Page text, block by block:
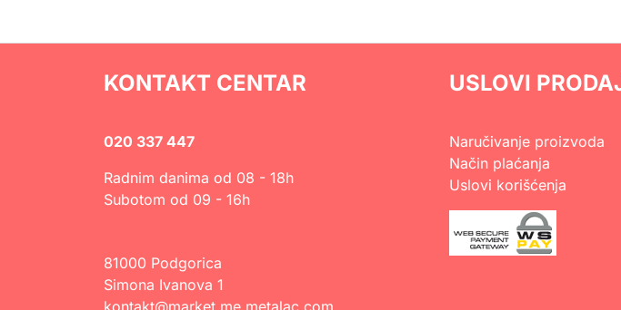
KONTAKT CENTAR
020 337 447
Radnim danima od 08 - 18h
Subotom od 09 - 16h
81000 Podgorica
Simona Ivanova 1
kontakt@market.me.metalac.com
USLOVI
Naručivanje proizvoda
Način plaćanja
Uslovi korišćenja